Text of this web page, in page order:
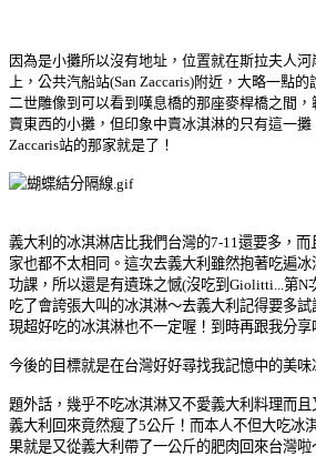
因為是小攤所以沒有地址，位置就在斯拉夫人
上，公共汽船站(San Zaccaris)附近，大略一點
二世雕像到可以看到嘆息橋的那座麥桿橋之間
賣東西的小攤，但印象中賣冰淇淋的只有這一攤
Zaccaris站的那家就是了！
義大利的冰淇淋店比我們台灣的7-11還要多，
家也都不太相同。這次去義大利雖然抱著吃遍
功課，所以還是有遺珠之憾(沒吃到Giolitti...第N
吃了會誇張大叫的冰淇淋～去義大利記得要多
現超好吃的冰淇淋也不一定喔！到時再跟我分享
今後的目標就是在台灣好好尋找我記憶中的美味
題外話，幾乎不吃冰淇淋又不愛義大利料理而
義大利回來竟然瘦了5公斤！而本人不但大吃冰
果就是又從義大利帶了一公斤的肥肉回來台灣啦